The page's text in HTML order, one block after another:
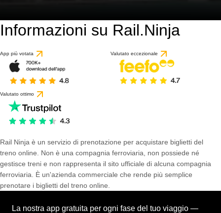
Informazioni su Rail.Ninja
App più votata Valutato eccezionale
Valutato ottimo
Rail Ninja è un servizio di prenotazione per acquistare biglietti del
treno online. Non è una compagnia ferroviaria, non possiede né
gestisce treni e non rappresenta il sito ufficiale di alcuna compagnia
ferroviaria. È un'azienda commerciale che rende più semplice
prenotare i biglietti del treno online.
La nostra app gratuita per ogni fase del tuo viaggio —